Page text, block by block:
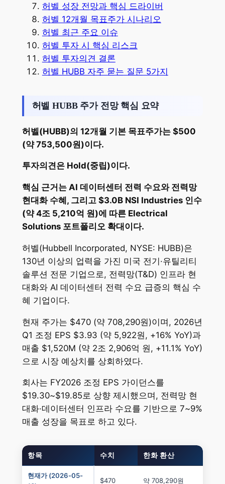
허벨 성장 전망과 핵심 드라이버
허벨 12개월 목표주가 시나리오
허벨 최근 주요 이슈
허벨 투자 시 핵심 리스크
허벨 투자의견 결론
허벨 HUBB 자주 묻는 질문 5가지
허벨 HUBB 주가 전망 핵심 요약
허벨(HUBB)의 12개월 기본 목표주가는 $500
(약 753,500원)이다.
투자의견은 Hold(중립)이다.
핵심 근거는 AI 데이터센터 전력 수요와 전력망
현대화 수혜, 그리고 $3.0B NSI Industries 인수
(약 4조 5,210억 원)에 따른 Electrical
Solutions 포트폴리오 확대이다.
허벨(Hubbell Incorporated, NYSE: HUBB)은
130년 이상의 업력을 가진 미국 전기·유틸리티
솔루션 전문 기업으로, 전력망(T&D) 인프라 현
대화와 AI 데이터센터 전력 수요 급증의 핵심 수
혜 기업이다.
현재 주가는 $470 (약 708,290원)이며, 2026년
Q1 조정 EPS $3.93 (약 5,922원, +16% YoY)과
매출 $1,520M (약 2조 2,906억 원, +11.1% YoY)
으로 시장 예상치를 상회하였다.
회사는 FY2026 조정 EPS 가이던스를
$19.30~$19.85로 상향 제시했으며, 전력망 현
대화·데이터센터 인프라 수요를 기반으로 7~9%
매출 성장을 목표로 하고 있다.
항목 수치 한화 환산
현재가 (2026-05-
$470 약 708,290원